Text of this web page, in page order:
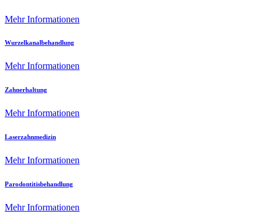
Mehr Informationen
Wurzelkanalbehandlung
Mehr Informationen
Zahnerhaltung
Mehr Informationen
Laserzahnmedizin
Mehr Informationen
Parodontitisbehandlung
Mehr Informationen